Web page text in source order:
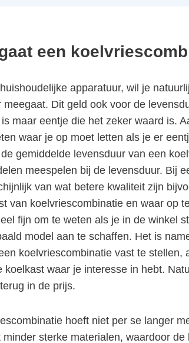
een
apparatuur, wil je
meegaat. Dit geld ook voor de
maar eentje die het zeker waard is.
waar je op moet letten als je er
gemiddelde levensduur van een
meespelen bij de levensduur. Bij
van wat betere kwaliteit zijn
van koelvriescombinatie en waar op
fijn om te weten als je in de winkel
model aan te schaffen. Het is
koelvriescombinatie vast te
koelkast waar je interesse in hebt.
in de prijs.
hoeft niet per se langer
sterke materialen, waardoor